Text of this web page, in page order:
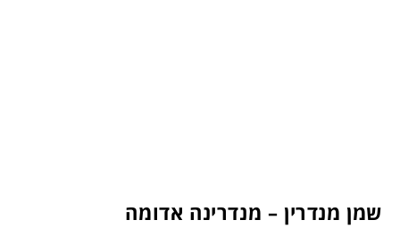
שמן מנדרין – מנדרינה אדומה